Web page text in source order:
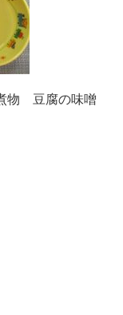
物 豆腐の味噌